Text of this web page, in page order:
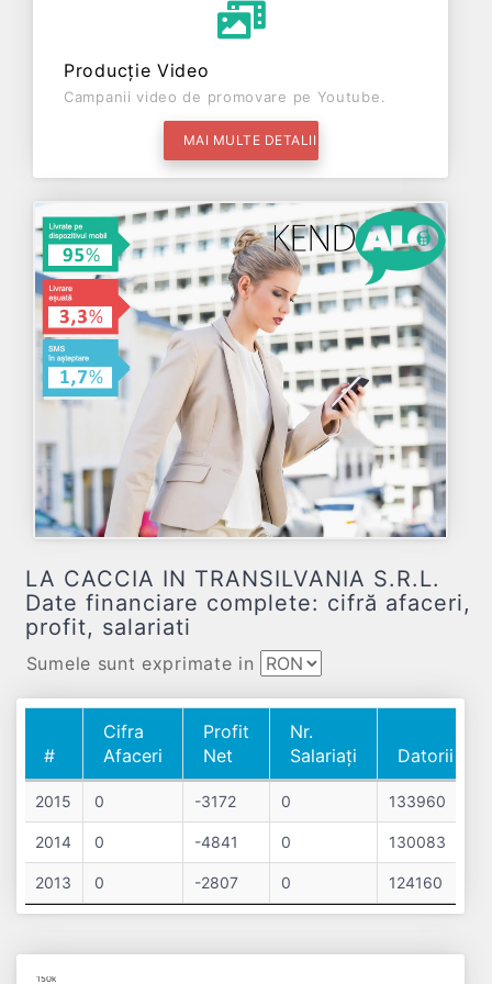
Producție Video
Campanii video de promovare pe Youtube.
MAI MULTE DETALII
LA CACCIA IN TRANSILVANIA S.R.L.
Date financiare complete: cifră afaceri,
profit, salariati
Sumele sunt exprimate in
#
Cifra
Afaceri
Profit
Net
Nr.
Salariați
Datorii
#
Afaceri
Profit
Net
Salariați
Datorii
2015 0 -3172 0 133960
2014 0 -4841 0 130083
2013 0 -2807 0 124160
150k